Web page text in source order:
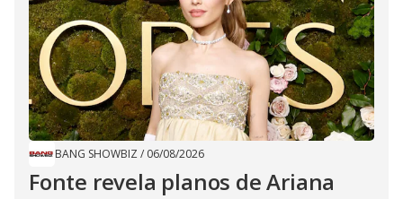
BANG SHOWBIZ / 06/08/2026
Fonte revela planos de Ariana